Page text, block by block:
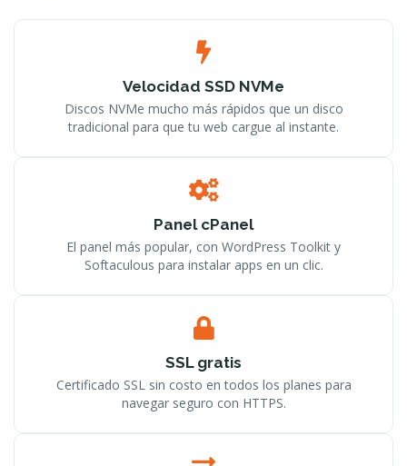
Velocidad SSD NVMe
Discos NVMe mucho más rápidos que un disco
tradicional para que tu web cargue al instante.
Panel cPanel
El panel más popular, con WordPress Toolkit y
Softaculous para instalar apps en un clic.
SSL gratis
Certificado SSL sin costo en todos los planes para
navegar seguro con HTTPS.